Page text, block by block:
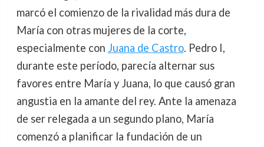
marcó el comienzo de la rivalidad más dura de
María con otras mujeres de la corte,
especialmente con Juana de Castro. Pedro I,
durante este período, parecía alternar sus
favores entre María y Juana, lo que causó gran
angustia en la amante del rey. Ante la amenaza
de ser relegada a un segundo plano, María
comenzó a planificar la fundación de un